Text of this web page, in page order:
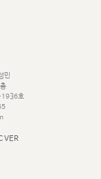
민
호
VER